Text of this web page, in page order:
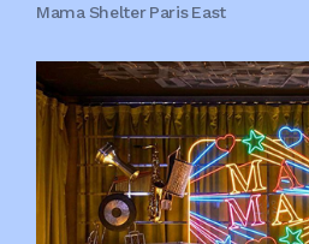
Mama Shelter Paris East